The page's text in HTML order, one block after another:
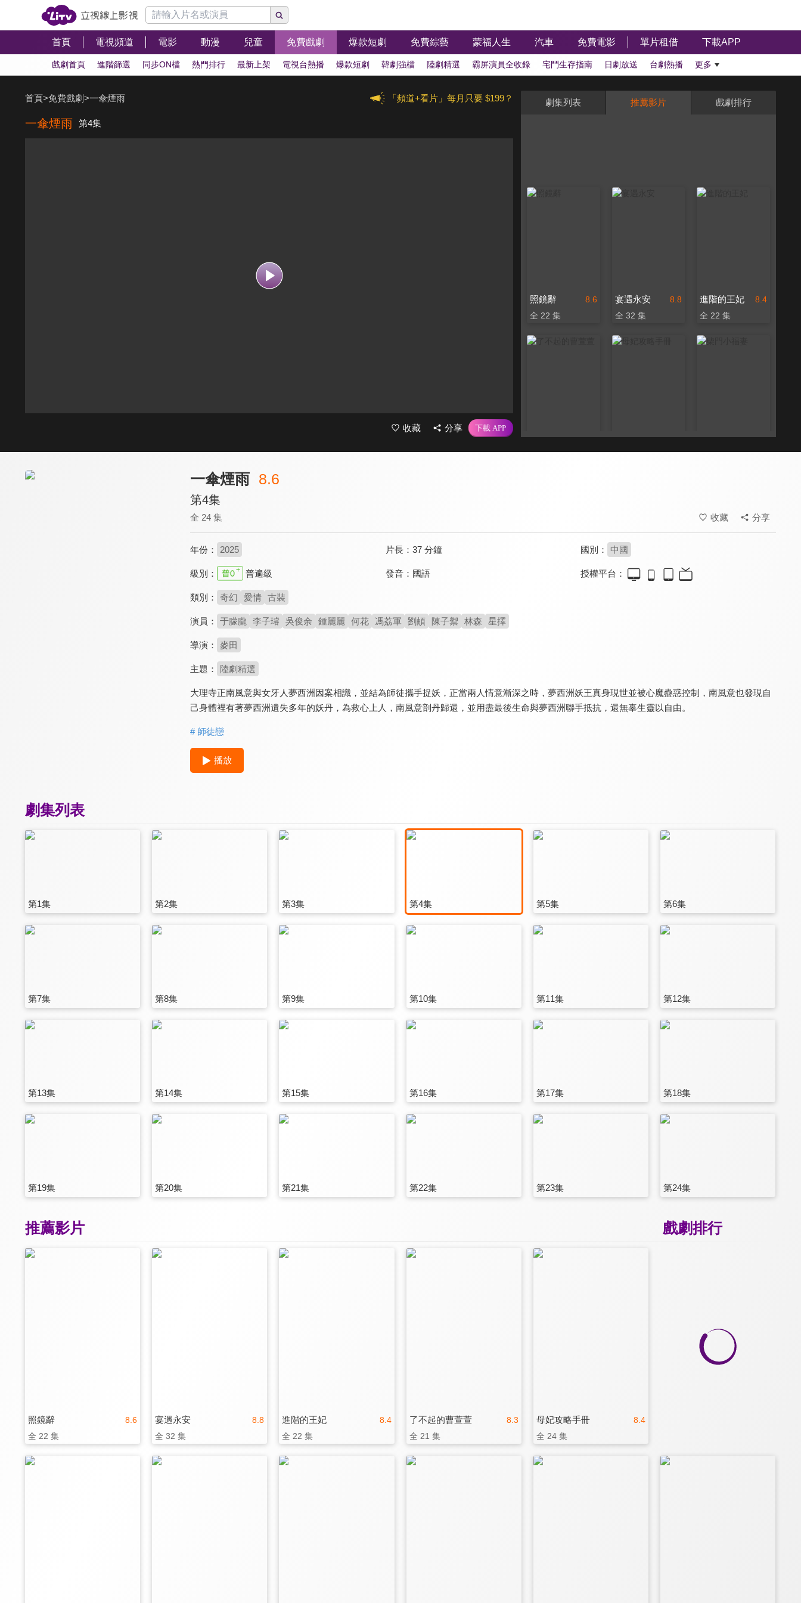
首頁 電視頻道 電影 動漫 兒童 免費戲劇 爆款短劇 免費綜藝 蒙福人生 汽車 免費電影 單片租借 下載APP
戲劇首頁 進階篩選 同步ON檔 熱門排行 最新上架 電視台熱播 爆款短劇 韓劇強檔 陸劇精選 霸屏演員全收錄 宅鬥生存指南 日劇放送 台劇熱播 更多
「頻道+看片」每月只要 $199？
首頁>免費戲劇>一傘煙雨
一傘煙雨 第4集
收藏 分享
劇集列表 推薦影片 戲劇排行
8.6
照鏡辭
全 22 集
8.8
宴遇永安
全 32 集
8.4
進階的王妃
全 22 集
一傘煙雨 8.6
第4集
全 24 集 收藏 分享
年份： 2025 片長： 37 分鐘 國別： 中國
級別： 普遍級 發音： 國語 授權平台：
類別： 奇幻 愛情 古裝
演員： 于朦朧 李子璿 吳俊余 鍾麗麗 何花 馮荔軍 劉頔 陳子禦 林森 星擇
導演： 麥田
主題： 陸劇精選
大理寺正南風意與女牙人夢西洲因案相識，並結為師徒攜手捉妖，正當兩人情意漸深之時，夢西洲妖王真身現世並被心魔蠱惑控制，南風意也發現自
己身體裡有著夢西洲遺失多年的妖丹，為救心上人，南風意剖丹歸還，並用盡最後生命與夢西洲聯手抵抗，還無辜生靈以自由。
# 師徒戀
播放
劇集列表
第1集 第2集 第3集 第4集 第5集 第6集
第7集 第8集 第9集 第10集 第11集 第12集
第13集 第14集 第15集 第16集 第17集 第18集
第19集 第20集 第21集 第22集 第23集 第24集
戲劇排行
推薦影片
8.6
照鏡辭
全 22 集
8.8
宴遇永安
全 32 集
8.4
進階的王妃
全 22 集
8.3
了不起的曹萱萱
全 21 集
8.4
母妃攻略手冊
全 24 集